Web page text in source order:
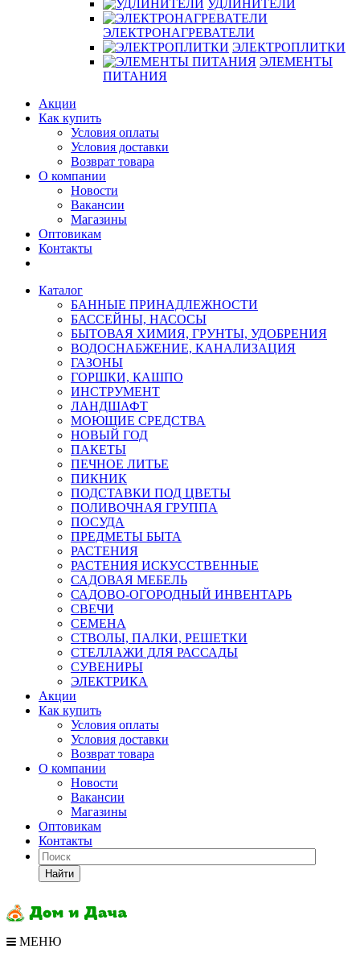
УДЛИНИТЕЛИ
ЭЛЕКТРОНАГРЕВАТЕЛИ
ЭЛЕКТРОПЛИТКИ
ЭЛЕМЕНТЫ
ПИТАНИЯ
Акции
Как купить
Условия оплаты
Условия доставки
Возврат товара
О компании
Новости
Вакансии
Магазины
Оптовикам
Контакты
Каталог
БАННЫЕ ПРИНАДЛЕЖНОСТИ
БАССЕЙНЫ, НАСОСЫ
БЫТОВАЯ ХИМИЯ, ГРУНТЫ, УДОБРЕНИЯ
ВОДОСНАБЖЕНИЕ, КАНАЛИЗАЦИЯ
ГАЗОНЫ
ГОРШКИ, КАШПО
ИНСТРУМЕНТ
ЛАНДШАФТ
МОЮЩИЕ СРЕДСТВА
НОВЫЙ ГОД
ПАКЕТЫ
ПЕЧНОЕ ЛИТЬЕ
ПИКНИК
ПОДСТАВКИ ПОД ЦВЕТЫ
ПОЛИВОЧНАЯ ГРУППА
ПОСУДА
ПРЕДМЕТЫ БЫТА
РАСТЕНИЯ
РАСТЕНИЯ ИСКУССТВЕННЫЕ
САДОВАЯ МЕБЕЛЬ
САДОВО-ОГОРОДНЫЙ ИНВЕНТАРЬ
СВЕЧИ
СЕМЕНА
СТВОЛЫ, ПАЛКИ, РЕШЕТКИ
СТЕЛЛАЖИ ДЛЯ РАССАДЫ
СУВЕНИРЫ
ЭЛЕКТРИКА
Акции
Как купить
Условия оплаты
Условия доставки
Возврат товара
О компании
Новости
Вакансии
Магазины
Оптовикам
Контакты
Найти
МЕНЮ